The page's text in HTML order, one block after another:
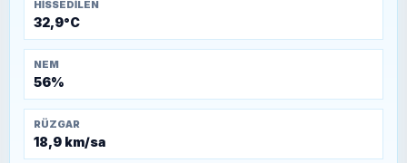
HISSEDILEN
32,9°C
NEM
56%
RÜZGAR
18,9 km/sa